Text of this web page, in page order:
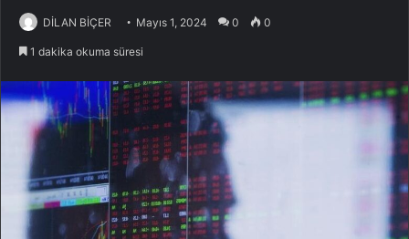
DİLAN BİÇER Mayıs 1, 2024 0 0
1 dakika okuma süresi